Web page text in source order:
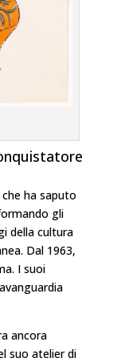
ha saputo
gli
della cultura
Dal 1963,
I suoi
ancora
suo atelier di